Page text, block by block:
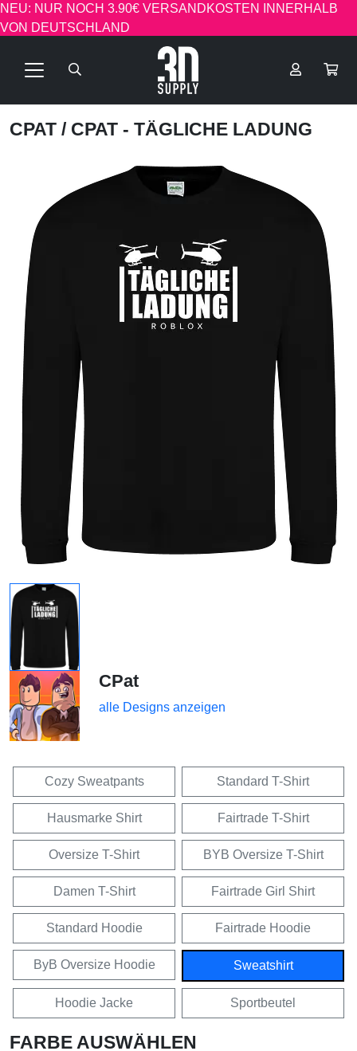
NEU: NUR NOCH 3.90€ VERSANDKOSTEN INNERHALB
VON DEUTSCHLAND
CPAT / CPAT - TÄGLICHE LADUNG
CPat
alle Designs anzeigen
Cozy Sweatpants Standard T-Shirt
Hausmarke Shirt Fairtrade T-Shirt
Oversize T-Shirt BYB Oversize T-Shirt
Damen T-Shirt Fairtrade Girl Shirt
Standard Hoodie Fairtrade Hoodie
ByB Oversize Hoodie Sweatshirt
Hoodie Jacke Sportbeutel
FARBE AUSWÄHLEN